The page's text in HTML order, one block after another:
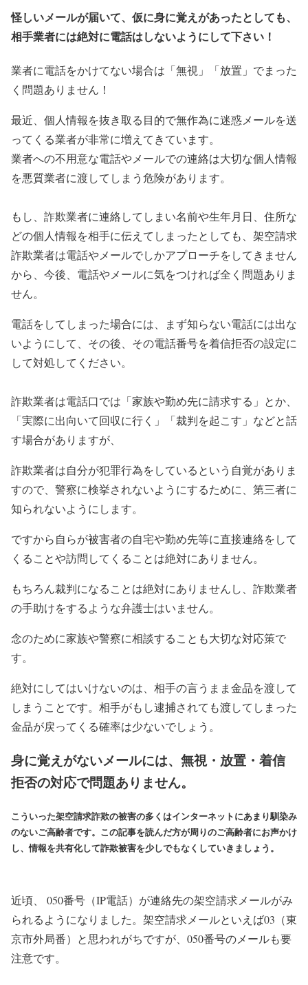
怪しいメールが届いて、仮に身に覚えがあったとしても、
相手業者には絶対に電話はしないようにして下さい！
業者に電話をかけてない場合は「無視」「放置」でまった
く問題ありません！
最近、個人情報を抜き取る目的で無作為に迷惑メールを送
ってくる業者が非常に増えてきています。
業者への不用意な電話やメールでの連絡は大切な個人情報
を悪質業者に渡してしまう危険があります。
もし、詐欺業者に連絡してしまい名前や生年月日、住所な
どの個人情報を相手に伝えてしまったとしても、架空請求
詐欺業者は電話やメールでしかアプローチをしてきません
から、今後、電話やメールに気をつければ全く問題ありま
せん。
電話をしてしまった場合には、まず知らない電話には出な
いようにして、その後、その電話番号を着信拒否の設定に
して対処してください。
詐欺業者は電話口では「家族や勤め先に請求する」とか、
「実際に出向いて回収に行く」「裁判を起こす」などと話
す場合がありますが、
詐欺業者は自分が犯罪行為をしているという自覚がありま
すので、警察に検挙されないようにするために、第三者に
知られないようにします。
ですから自らが被害者の自宅や勤め先等に直接連絡をして
くることや訪問してくることは絶対にありません。
もちろん裁判になることは絶対にありませんし、詐欺業者
の手助けをするような弁護士はいません。
念のために家族や警察に相談することも大切な対応策で
す。
絶対にしてはいけないのは、相手の言うまま金品を渡して
しまうことです。相手がもし逮捕されても渡してしまった
金品が戻ってくる確率は少ないでしょう。
身に覚えがないメールには、無視・放置・着信
拒否の対応で問題ありません。
こういった架空請求詐欺の被害の多くはインターネットにあまり馴染み
のないご高齢者です。この記事を読んだ方が周りのご高齢者にお声かけ
し、情報を共有化して詐欺被害を少しでもなくしていきましょう。
近頃、 050番号（IP電話）が連絡先の架空請求メールがみ
られるようになりました。架空請求メールといえば03（東
京市外局番）と思われがちですが、050番号のメールも要
注意です。